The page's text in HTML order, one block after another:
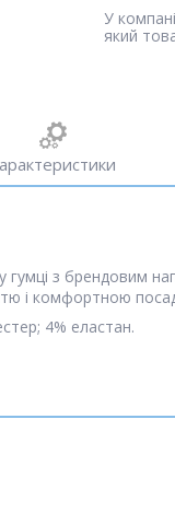
У
який
гумці з брендовим
і комфортною
4% еластан.